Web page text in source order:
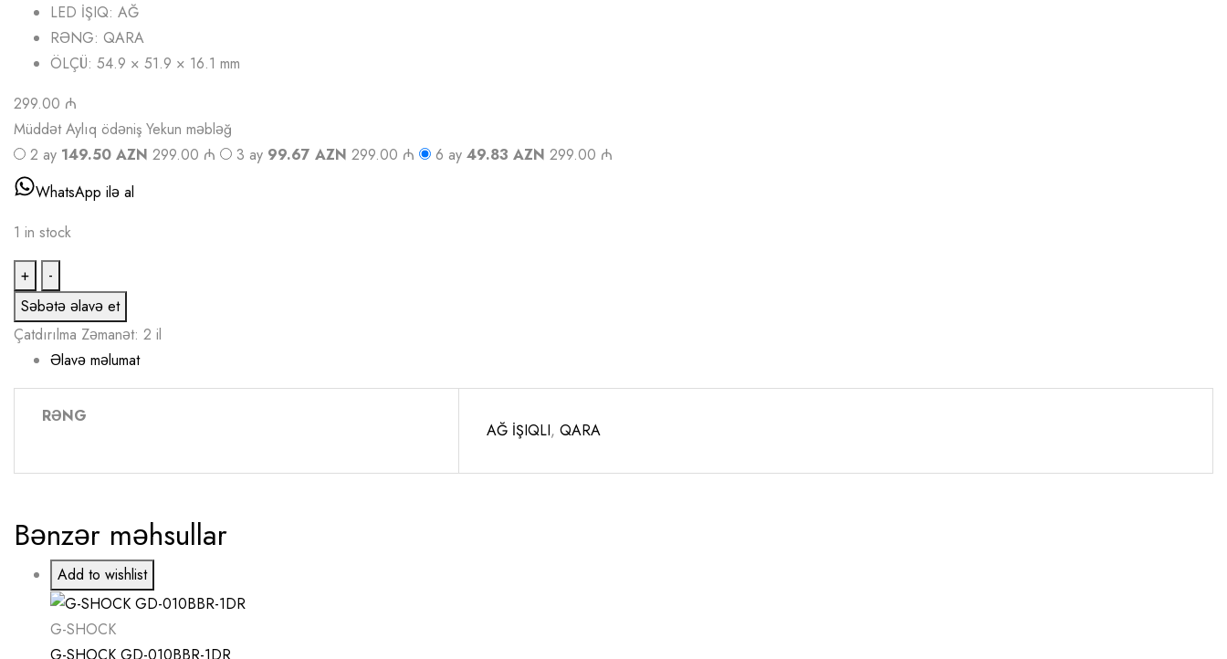
LED İŞIQ: AĞ
RƏNG: QARA
ÖLÇÜ: 54.9 × 51.9 × 16.1 mm
299.00 ₼
Müddət Aylıq ödəniş Yekun məbləğ
2 ay 149.50 AZN 299.00 ₼ 3 ay 99.67 AZN 299.00 ₼ 6 ay 49.83 AZN 299.00 ₼
WhatsApp ilə al
1 in stock
+
G-
SHOCK
GD-
010CE-
-
Səbətə əlavə et
Çatdırılma Zəmanət: 2 il
Əlavə məlumat
RƏNG
AĞ İŞIQLI, QARA
Bənzər məhsullar
Add to wishlist
G-SHOCK